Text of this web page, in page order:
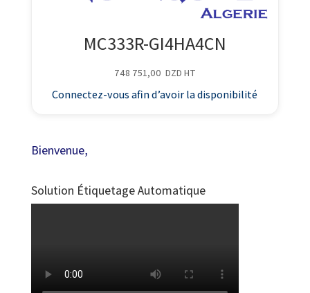
MC333R-GI4HA4CN
748 751,00 DZD HT
Connectez-vous afin d’avoir la disponibilité
Bienvenue,
Solution Étiquetage Automatique